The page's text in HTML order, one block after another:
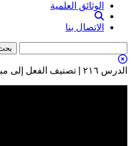
الوثائق العلمية
الاتصال بنا
الدرس ٢١٦ | تصنيف الفعل إلى مبني للفاعل ومبني لغيره: بناء الفعل الثلاثي المجرد المعتلِّ لغير الفاعل: (اللفيف المفروق)